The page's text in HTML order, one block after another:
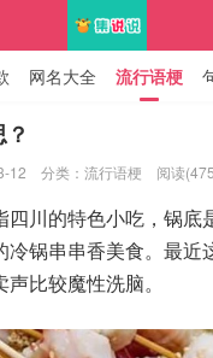
网名大全 流行语梗
12 分类： 流行语梗 阅读
四川的特色小吃，锅底
冷锅串串香美食。最近
比较魔性洗脑。